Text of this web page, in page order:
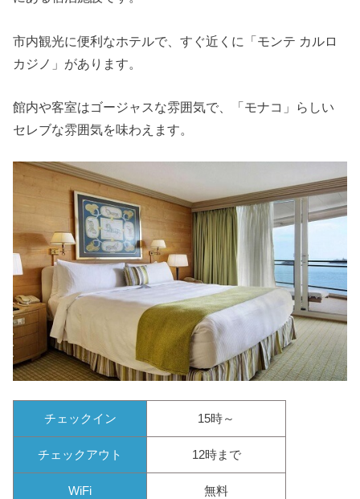
市内観光に便利なホテルで、すぐ近くに「モンテ カルロ
カジノ」があります。
館内や客室はゴージャスな雰囲気で、「モナコ」らしい
セレブな雰囲気を味わえます。
チェックイン 15時～
チェックアウト 12時まで
WiFi 無料